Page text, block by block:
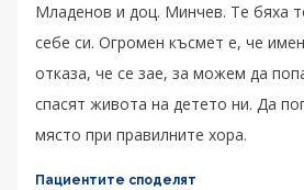
Младенов и доц. Минчев. Те бяха
себе си. Огромен късмет е, че
отказа, че се зае, за можем да
спасят живота на детето ни. Да
място при правилните хора.
Пациентите споделят